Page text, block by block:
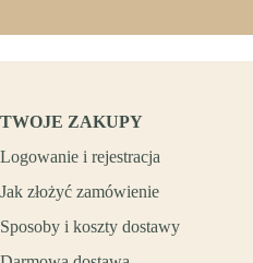
TWOJE ZAKUPY
Logowanie i rejestracja
Jak złożyć zamówienie
Sposoby i koszty dostawy